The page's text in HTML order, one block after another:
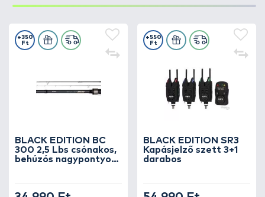
BLACK EDITION BC
300 2,5 Lbs csónakos,
behúzós nagypontyos
+350
Ft
BLACK EDITION SR3
Kapásjelző szett 3+1
darabos
+550
Ft